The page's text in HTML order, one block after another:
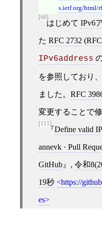
s.ietf.org/html/
[60]
はじめて IPv6
た RFC 2732 (
IPv6address
を参照しており
ました。 RFC
変更することで
[111]
Define valid
annevk · Pull
GitHub , 令和
19秒 https://
es